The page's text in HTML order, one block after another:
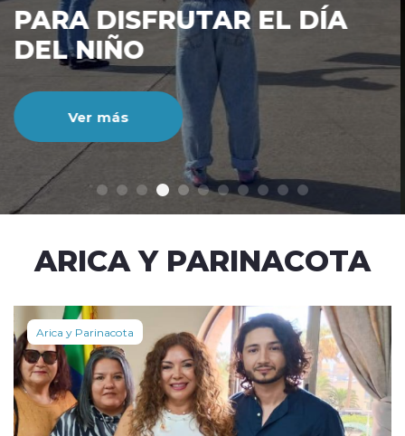
modo claro
CIENTO DURANTE EL MES
DE JULIO
Ver más
ARICA Y PARINACOTA
Arica y Parinacota